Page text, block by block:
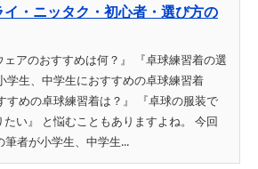
・ニッタク・初心者・選び方の
ェアのおすすめは何？』 『卓球練習着の選
学生、中学生におすすめの卓球練習着
すめの卓球練習着は？』 『卓球の服装で
たい』 と悩むこともありますよね。 今回
筆者が小学生、中学生...